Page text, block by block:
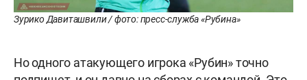
Зурико Давиташвили / фото: пресс-служба «Рубина»
Но одного атакующего игрока «Рубин» точно